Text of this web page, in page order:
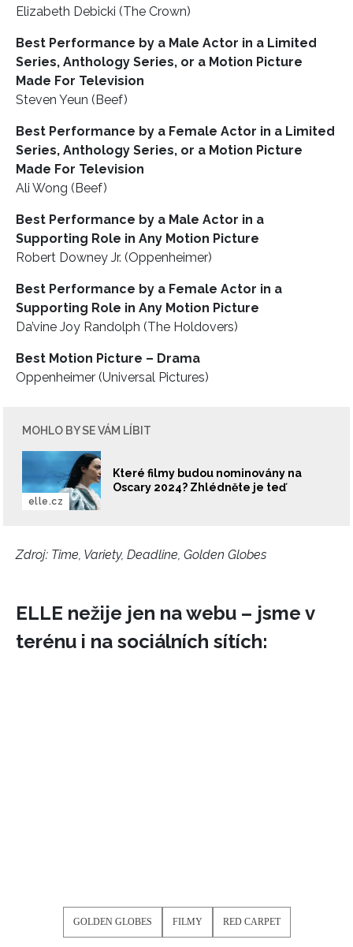
Elizabeth Debicki (The Crown)
Best Performance by a Male Actor in a Limited
Series, Anthology Series, or a Motion Picture
Made For Television
Steven Yeun (Beef)
Best Performance by a Female Actor in a Limited
Series, Anthology Series, or a Motion Picture
Made For Television
Ali Wong (Beef)
Best Performance by a Male Actor in a
Supporting Role in Any Motion Picture
Robert Downey Jr. (Oppenheimer)
Best Performance by a Female Actor in a
Supporting Role in Any Motion Picture
Da’vine Joy Randolph (The Holdovers)
Best Motion Picture – Drama
Oppenheimer (Universal Pictures)
MOHLO BY SE VÁM LÍBIT
Které filmy budou nominovány na
Oscary 2024? Zhlédněte je teď
elle.cz
Zdroj: Time, Variety, Deadline, Golden Globes
ELLE nežije jen na webu – jsme v
terénu i na sociálních sítích:
GOLDEN GLOBES FILMY RED CARPET